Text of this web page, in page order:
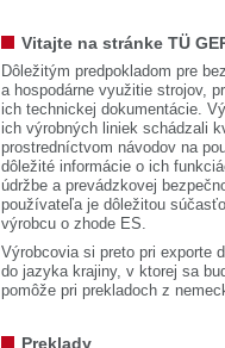
Vitajte na stránke TÜ
Dôležitým predpokladom pre
a hospodárne využitie strojov,
ich technickej dokumentácie.
ich výrobných liniek schádzali
prostredníctvom návodov na
dôležité informácie o ich
údržbe a prevádzkovej
používateľa je dôležitou
výrobcu o zhode ES.
Výrobcovia si preto pri exporte
do jazyka krajiny, v ktorej sa
pomôže pri prekladoch z
Preklady